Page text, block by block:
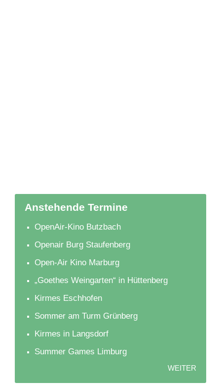
Anstehende Termine
OpenAir-Kino Butzbach
Openair Burg Staufenberg
Open-Air Kino Marburg
„Goethes Weingarten“ in Hüttenberg
Kirmes Eschhofen
Sommer am Turm Grünberg
Kirmes in Langsdorf
Summer Games Limburg
WEITER